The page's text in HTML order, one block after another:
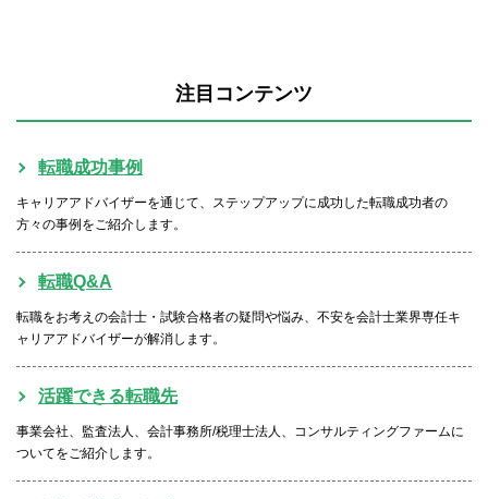
注目コンテンツ
転職成功事例
キャリアアドバイザーを通じて、ステップアップに成功した転職成功者の
方々の事例をご紹介します。
転職Q&A
転職をお考えの会計士・試験合格者の疑問や悩み、不安を会計士業界専任キ
ャリアアドバイザーが解消します。
活躍できる転職先
事業会社、監査法人、会計事務所/税理士法人、コンサルティングファームに
ついてをご紹介します。